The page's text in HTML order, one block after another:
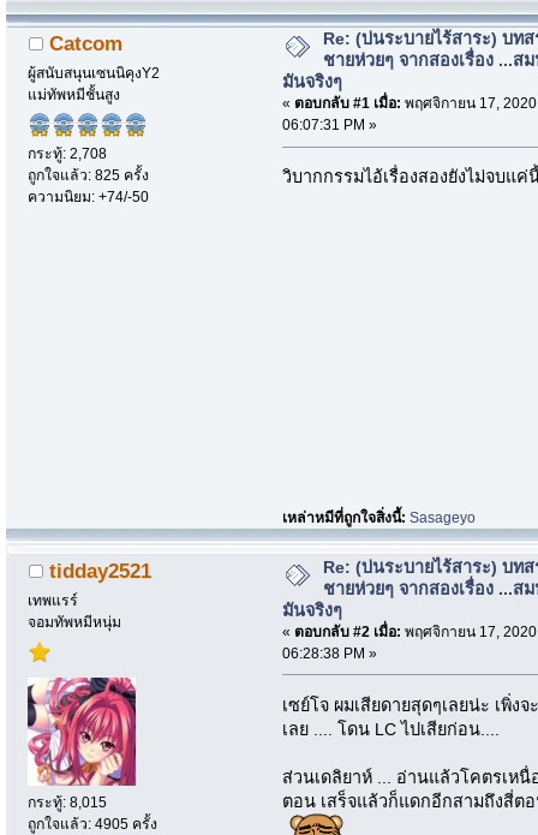
Catcom
ผู้สนับสนุนเซนนิคุงY2
แม่ทัพหมีชั้นสูง
กระทู้: 2,708
ถูกใจแล้ว: 825 ครั้ง
ความนิยม: +74/-50
Re: (บ่นระบายไร้สาระ) บท
ชายห่วยๆ จากสองเรื่อง ...ส
มันจริงๆ
« ตอบกลับ #1 เมื่อ: พฤศจิกายน 17,
06:07:31 PM »
วิบากกรรมไอ้เรื่องสองยังไม่จบแ
เหล่าหมีที่ถูกใจสิ่งนี้:Sasageyo
tidday2521
เทพแรร์
จอมทัพหมีหนุ่ม
กระทู้: 8,015
ถูกใจแล้ว: 4905 ครั้ง
Re: (บ่นระบายไร้สาระ) บท
ชายห่วยๆ จากสองเรื่อง ...ส
มันจริงๆ
« ตอบกลับ #2 เมื่อ: พฤศจิกายน 17,
06:28:38 PM »
เซย์โจ ผมเสียดายสุดๆเลยน่ะ เพิ่
เลย .... โดน LC ไปเสียก่อน....
ส่วนเดลิยาห์ ... อ่านแล้วโคตรเห
ตอน เสร็จแล้วก็แดกอีกสามถึงสี่ต